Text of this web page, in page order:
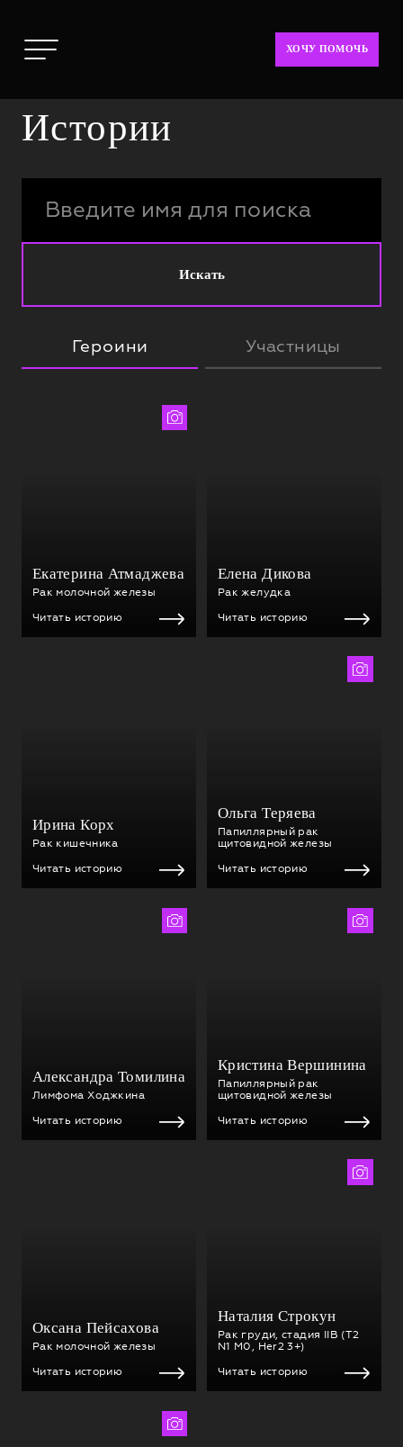
ХОЧУ ПОМОЧЬ
Истории
Искать
Героини Участницы
Алина Яновская
Екатерина Атмаджева
Рак молочной железы
Читать историю
Елена Дикова
Рак желудка
Читать историю
Ирина Корх
Рак кишечника
Читать историю
Екатерина Чернова
Ольга Теряева
Папиллярный рак
щитовидной железы
Читать историю
Варя Шетцель
Александра Томилина
Лимфома Ходжкина
Читать историю
Ольга Павлова
Кристина Вершинина
Папиллярный рак
щитовидной железы
Читать историю
Оксана Пейсахова
Рак молочной железы
Читать историю
Лиана Имамутдинова
Наталия Строкун
Рак груди, стадия IIВ (T2
N1 M0, Her2 3+)
Читать историю
Виктория Бондаренко